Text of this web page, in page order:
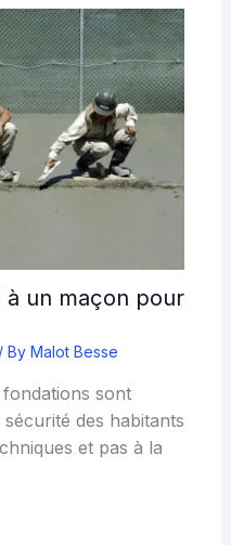
à un maçon pour
/ By Malot Besse
fondations sont
des habitants
et pas à la